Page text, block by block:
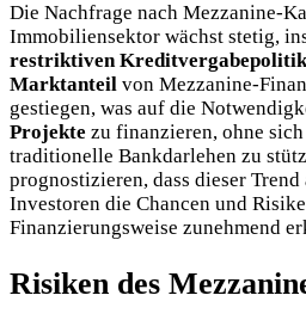
Die Nachfrage nach Mezzanine-
Immobiliensektor wächst stetig,
restriktiven Kreditvergabepolitik
Marktanteil von Mezzanine-
gestiegen, was auf die
Projekte zu finanzieren, ohne
traditionelle Bankdarlehen zu
prognostizieren, dass dieser
Investoren die Chancen und
Finanzierungsweise zunehmend
Risiken des